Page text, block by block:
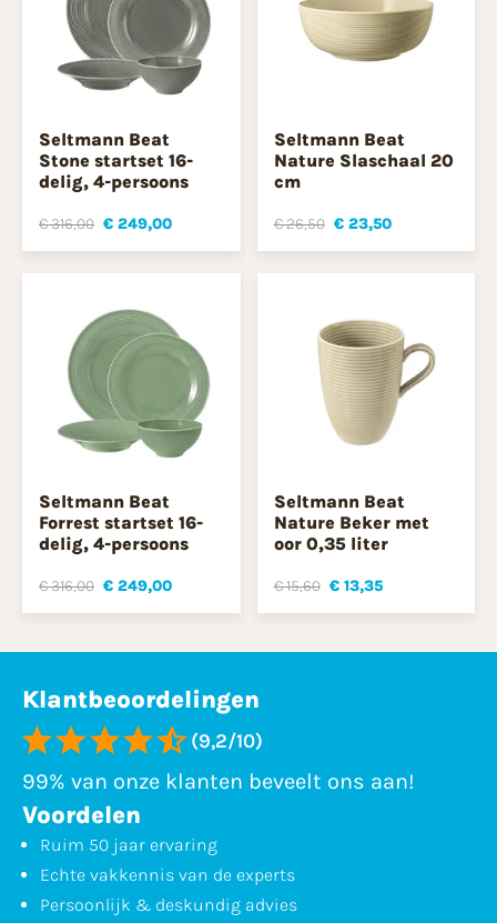
Seltmann Beat
Stone startset 16-
delig, 4-persoons
€ 316,00 € 249,00
Seltmann Beat
Nature Slaschaal 20
cm
€ 26,50 € 23,50
Seltmann Beat
Forrest startset 16-
delig, 4-persoons
€ 316,00 € 249,00
Seltmann Beat
Nature Beker met
oor 0,35 liter
€ 15,60 € 13,35
Klantbeoordelingen
(9,2/10)
99% van onze klanten beveelt ons aan!
Voordelen
Ruim 50 jaar ervaring
Echte vakkennis van de experts
Persoonlijk & deskundig advies